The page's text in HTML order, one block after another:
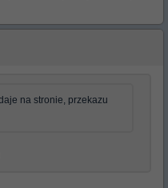
na stronie, przekazu